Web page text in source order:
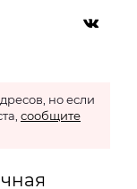
но если
сообщите